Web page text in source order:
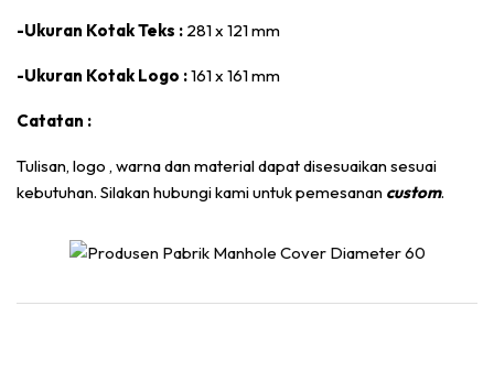
-Ukuran Kotak Teks : 281 x 121 mm
-Ukuran Kotak Logo :161 x 161 mm
Catatan :
Tulisan, logo , warna dan material dapat disesuaikan sesuai
kebutuhan. Silakan hubungi kami untuk pemesanan custom.